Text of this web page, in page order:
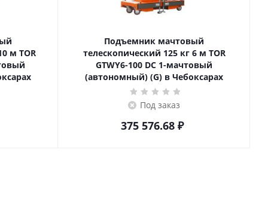
Подъемник мачтовый
телескопический 125 кг 6 м TOR
GTWY6-100 DC 1-мачтовый
(автономный) (G) в Чебоксарах
Под заказ
375 576.68₽